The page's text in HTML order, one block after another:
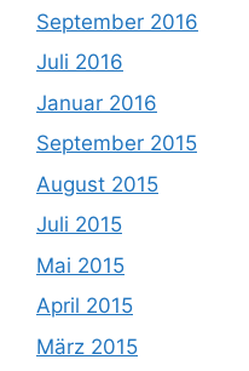
September 2016
Juli 2016
Januar 2016
September 2015
August 2015
Juli 2015
Mai 2015
April 2015
März 2015